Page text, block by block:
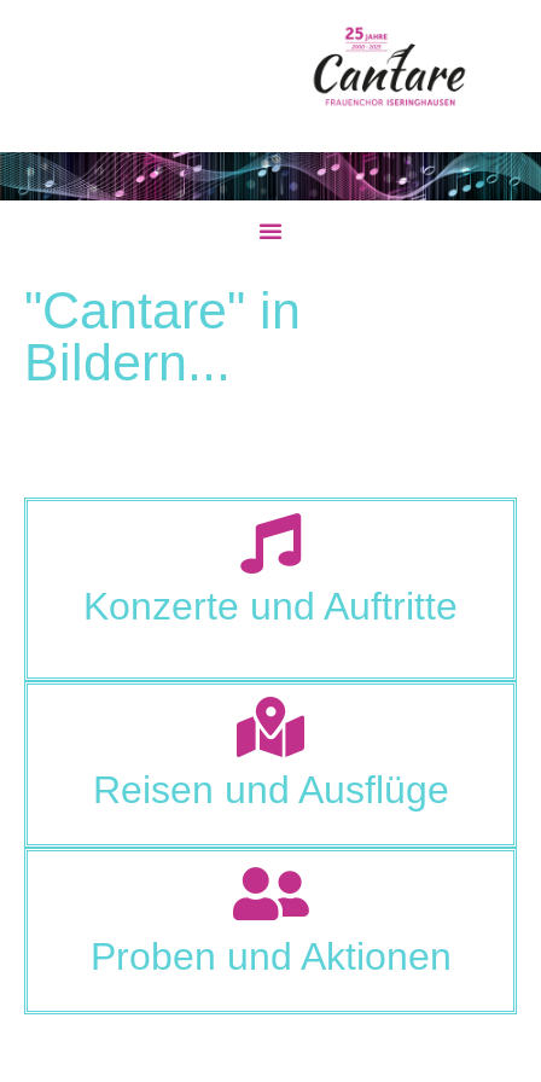
"Cantare" in
Bildern...
Konzerte und Auftritte
Reisen und Ausflüge
Proben und Aktionen